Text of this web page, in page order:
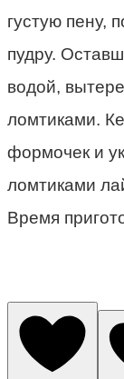
густую пену,
пудру.
водой,
ломтиками.
формочек и
ломтиками
Время